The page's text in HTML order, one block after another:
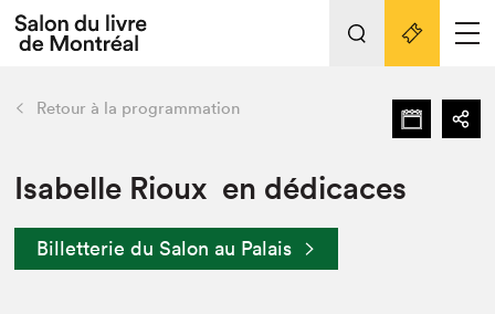
Tout sur l'édition 2022
Actualités
Vidéos et Balados
retour Nos activités
Édition 2022
Liens pratiques
Retour à la programmation
Isabelle Rioux en dédicaces
Billetterie du Salon au Palais